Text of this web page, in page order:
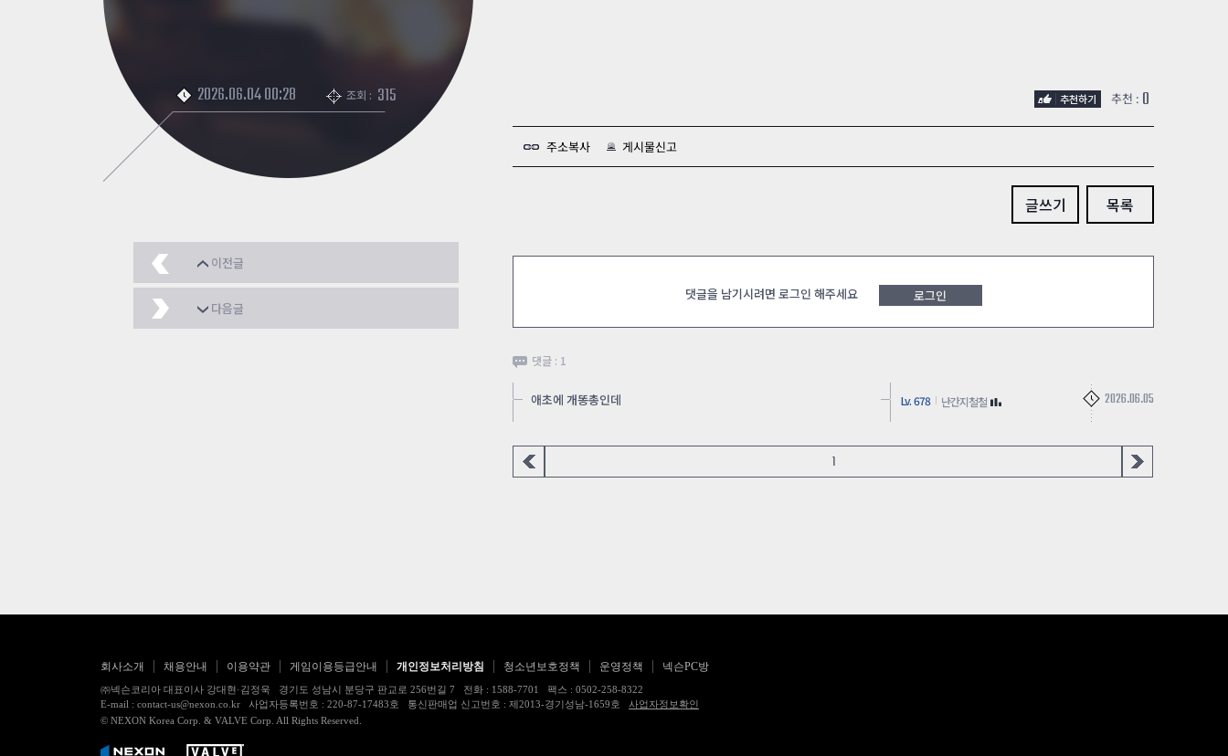
2026.06.04 00:28 조회 : 315
이전글
JKCH_bluesun_ez 22분 클!!!!
다음글
추천 : 0
주소복사 게시물신고
글쓰기 목록
댓글을 남기시려면 로그인 해주세요 로그인
댓글 : 1
애초에 개똥총인데 Lv. 678 난간지철철 2026.06.05
1
회사소개 채용안내 이용약관 게임이용등급안내 개인정보처리방침 청소년보호정책 운영정책 넥슨PC방
㈜넥슨코리아 대표이사 강대현·김정욱 경기도 성남시 분당구 판교로 256번길 7 전화 : 1588-7701 팩스 : 0502-258-8322
E-mail : contact-us@nexon.co.kr 사업자등록번호 : 220-87-17483호 통신판매업 신고번호 : 제2013-경기성남-1659호 사업자정보확인
© NEXON Korea Corp. & VALVE Corp. All Rights Reserved.